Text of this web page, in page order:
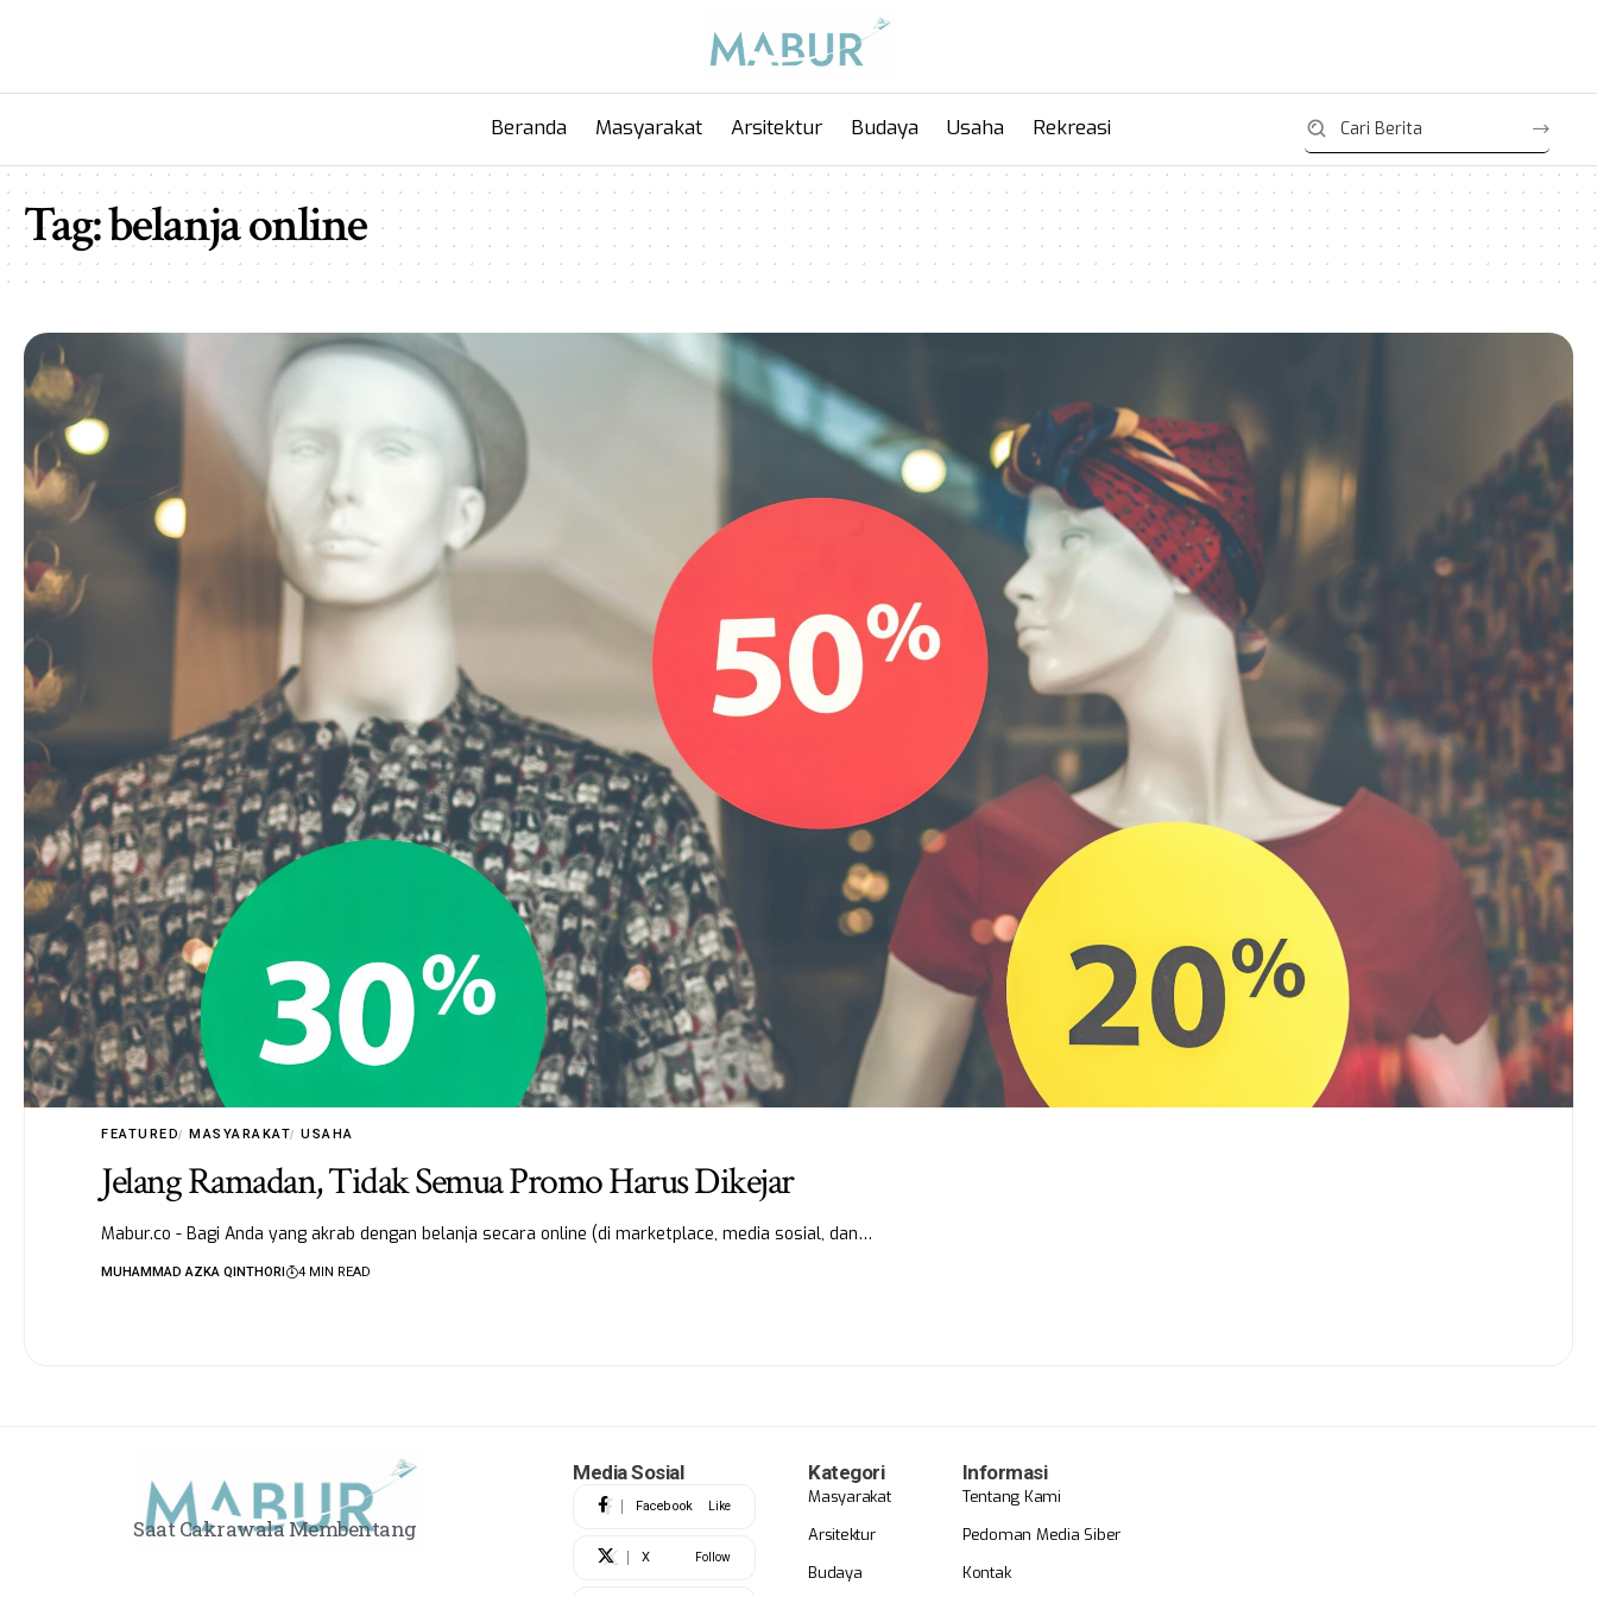
Beranda Masyarakat Arsitektur Budaya Usaha Rekreasi
Tag:belanja online
FEATURED MASYARAKAT USAHA
Jelang Ramadan, Tidak Semua Promo Harus Dikejar
Mabur.co - Bagi Anda yang akrab dengan belanja secara online (di marketplace, media sosial, dan…
MUHAMMAD AZKA QINTHORI 4 MIN READ
Saat Cakrawala Membentang
Media Sosial
Facebook Like
X Follow
Kategori
Masyarakat
Arsitektur
Budaya
Informasi
Tentang Kami
Pedoman Media Siber
Kontak